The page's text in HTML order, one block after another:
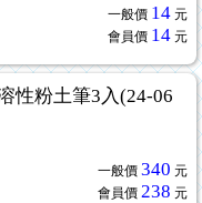
一般價 14 元
會員價 14 元
性粉土筆3入(24-06
一般價 340 元
會員價 238 元